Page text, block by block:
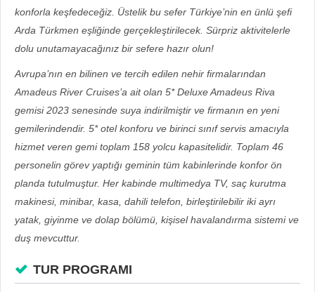
konforla keşfedeceğiz. Üstelik bu sefer Türkiye’nin en ünlü şefi
Arda Türkmen eşliğinde gerçekleştirilecek. Sürpriz aktivitelerle
dolu unutamayacağınız bir sefere hazır olun!
Avrupa’nın en bilinen ve tercih edilen nehir firmalarından
Amadeus River Cruises’a ait olan 5* Deluxe Amadeus Riva
gemisi 2023 senesinde suya indirilmiştir ve firmanın en yeni
gemilerindendir. 5* otel konforu ve birinci sınıf servis amacıyla
hizmet veren gemi toplam 158 yolcu kapasitelidir. Toplam 46
personelin görev yaptığı geminin tüm kabinlerinde konfor ön
planda tutulmuştur. Her kabinde multimedya TV, saç kurutma
makinesi, minibar, kasa, dahili telefon, birleştirilebilir iki ayrı
yatak, giyinme ve dolap bölümü, kişisel havalandırma sistemi ve
duş mevcuttur.
TUR PROGRAMI